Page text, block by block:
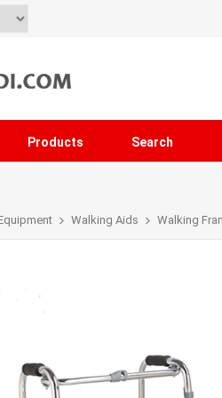
Products Search
Walking Aids Walking